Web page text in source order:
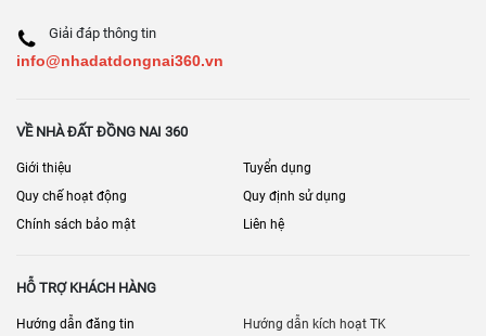
Giải đáp thông tin
info@nhadatdongnai360.vn
VỀ NHÀ ĐẤT ĐỒNG NAI 360
Giới thiệu
Tuyển dụng
Quy chế hoạt động
Quy định sử dụng
Chính sách bảo mật
Liên hệ
HỖ TRỢ KHÁCH HÀNG
Hướng dẫn đăng tin
Hướng dẫn kích hoạt TK